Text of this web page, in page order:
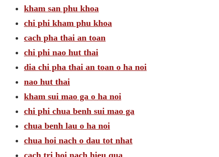
kham san phu khoa
chi phi kham phu khoa
cach pha thai an toan
chi phi nao hut thai
dia chi pha thai an toan o ha noi
nao hut thai
kham sui mao ga o ha noi
chi phi chua benh sui mao ga
chua benh lau o ha noi
chua hoi nach o dau tot nhat
cach tri hoi nach hieu qua